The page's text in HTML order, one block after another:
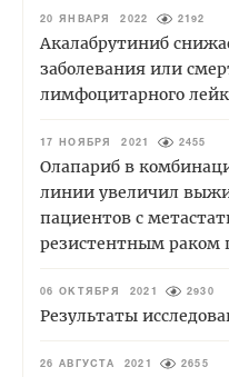
20 ЯНВАРЯ 2022 2192
Акалабрутиниб
заболевания или
лимфоцитарного
17 НОЯБРЯ 2021 2455
Олапариб в
линии увеличил
пациентов с
резистентным раком
06 ОКТЯБРЯ 2021 2930
Результаты
26 АВГУСТА 2021 2655